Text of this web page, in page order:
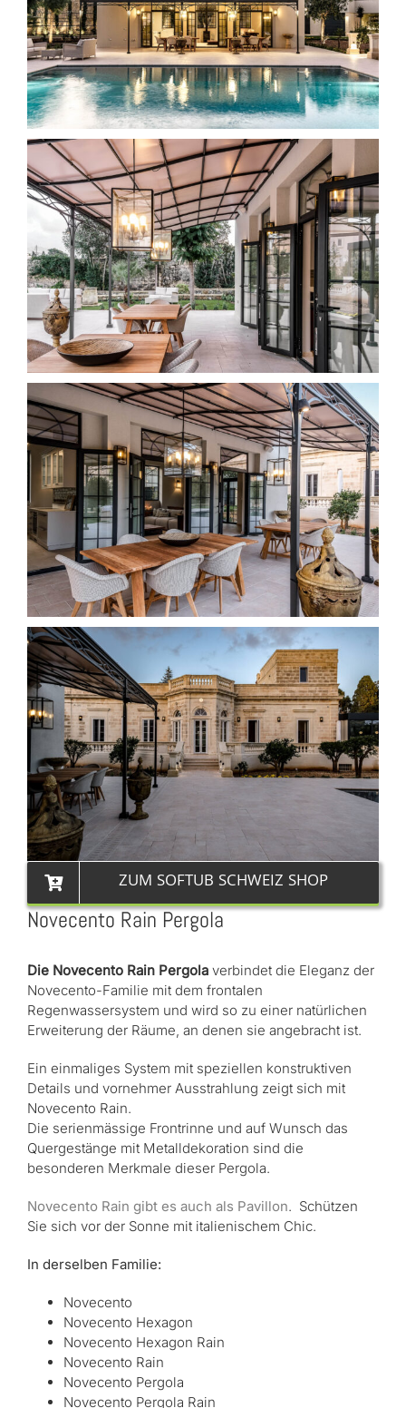
ZUM SOFTUB SCHWEIZ SHOP
Novecento Rain Pergola
Die Novecento Rain Pergola verbindet die Eleganz der
Novecento-Familie mit dem frontalen
Regenwassersystem und wird so zu einer natürlichen
Erweiterung der Räume, an denen sie angebracht ist.
Ein einmaliges System mit speziellen konstruktiven
Details und vornehmer Ausstrahlung zeigt sich mit
Novecento Rain.
Die serienmässige Frontrinne und auf Wunsch das
Quergestänge mit Metalldekoration sind die
besonderen Merkmale dieser Pergola.
Novecento Rain gibt es auch als Pavillon. Schützen
Sie sich vor der Sonne mit italienischem Chic.
In derselben Familie:
Novecento
Novecento Hexagon
Novecento Hexagon Rain
Novecento Rain
Novecento Pergola
Novecento Pergola Rain